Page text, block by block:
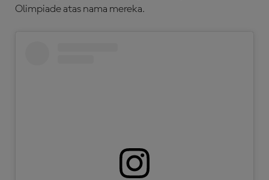
Olimpiade atas nama mereka.